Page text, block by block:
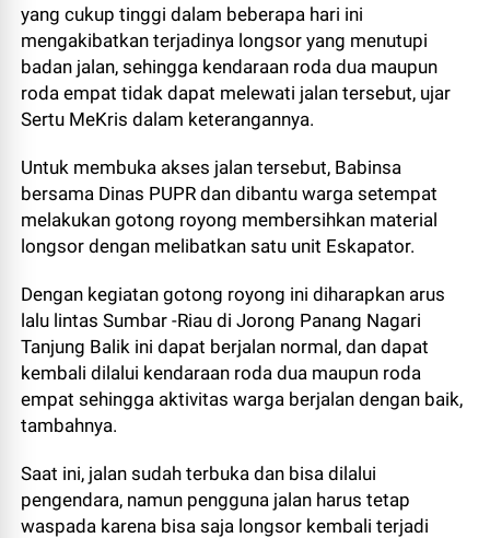
yang cukup tinggi dalam beberapa hari ini
mengakibatkan terjadinya longsor yang menutupi
badan jalan, sehingga kendaraan roda dua maupun
roda empat tidak dapat melewati jalan tersebut, ujar
Sertu MeKris dalam keterangannya.
Untuk membuka akses jalan tersebut, Babinsa
bersama Dinas PUPR dan dibantu warga setempat
melakukan gotong royong membersihkan material
longsor dengan melibatkan satu unit Eskapator.
Dengan kegiatan gotong royong ini diharapkan arus
lalu lintas Sumbar -Riau di Jorong Panang Nagari
Tanjung Balik ini dapat berjalan normal, dan dapat
kembali dilalui kendaraan roda dua maupun roda
empat sehingga aktivitas warga berjalan dengan baik,
tambahnya.
Saat ini, jalan sudah terbuka dan bisa dilalui
pengendara, namun pengguna jalan harus tetap
waspada karena bisa saja longsor kembali terjadi